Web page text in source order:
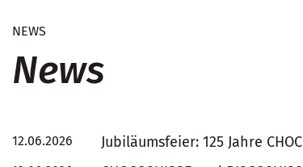
NEWS
News
12.06.2026 Jubiläumsfeier: 125 Jahre